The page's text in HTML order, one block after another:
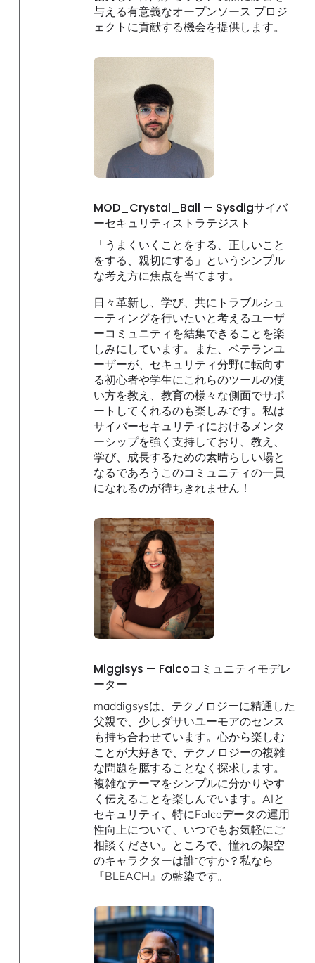
与える有意義なオープンソース プロジ
ェクトに貢献する機会を提供します。
MOD_Crystal_Ball — Sysdigサイバ
ーセキュリティストラテジスト
「うまくいくことをする、正しいこと
をする、親切にする」というシンプル
な考え方に焦点を当てます。
日々革新し、学び、共にトラブルシュ
ーティングを行いたいと考えるユーザ
ーコミュニティを結集できることを楽
しみにしています。また、ベテランユ
ーザーが、セキュリティ分野に転向す
る初心者や学生にこれらのツールの使
い方を教え、教育の様々な側面でサポ
ートしてくれるのも楽しみです。私は
サイバーセキュリティにおけるメンタ
ーシップを強く支持しており、教え、
学び、成長するための素晴らしい場と
なるであろうこのコミュニティの一員
になれるのが待ちきれません！
Miggisys — Falcoコミュニティモデレ
ーター
maddigsysは、テクノロジーに精通した
父親で、少しダサいユーモアのセンス
も持ち合わせています。心から楽しむ
ことが大好きで、テクノロジーの複雑
な問題を臆することなく探求します。
複雑なテーマをシンプルに分かりやす
く伝えることを楽しんでいます。AIと
セキュリティ、特にFalcoデータの運用
性向上について、いつでもお気軽にご
相談ください。ところで、憧れの架空
のキャラクターは誰ですか？私なら
『BLEACH』の藍染です。